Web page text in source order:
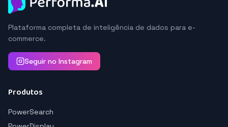
Plataforma completa de inteligência de dados para e-
commerce.
Seguir no Instagram
Produtos
PowerSearch